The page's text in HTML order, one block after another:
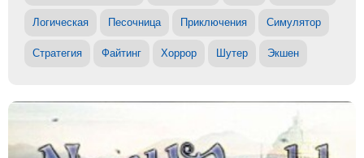
Логическая Песочница Приключения Симулятор
Стратегия Файтинг Хоррор Шутер Экшен